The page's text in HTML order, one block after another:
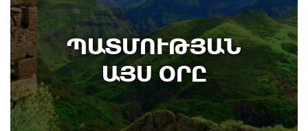
ՊԱՏՄՈՒԹՅԱՆ
ԱՅՍ ՕՐԸ
8th of August
Административный суд удовлетворил иск ААЦ
по делу монастыря Ованаванк